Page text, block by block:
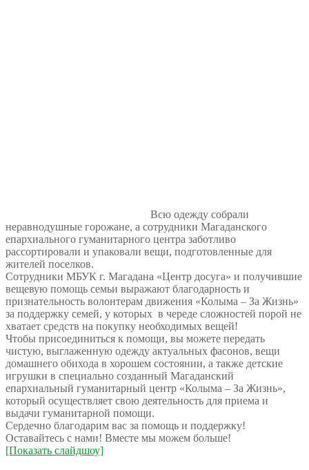
Всю одежду собрали
неравнодушные горожане, а сотрудники Магаданского
епархиального гуманитарного центра заботливо
рассортировали и упаковали вещи, подготовленные для
жителей поселков.
Сотрудники МБУК г. Магадана «Центр досуга» и получившие
вещевую помощь семьи выражают благодарность и
признательность волонтерам движения «Колыма – За Жизнь»
за поддержку семей, у которых в череде сложностей порой не
хватает средств на покупку необходимых вещей!
Чтобы присоединиться к помощи, вы можете передать
чистую, выглаженную одежду актуальных фасонов, вещи
домашнего обихода в хорошем состоянии, а также детские
игрушки в специально созданный Магаданский
епархиальный гуманитарный центр «Колыма – За Жизнь»,
который осуществляет свою деятельность для приема и
выдачи гуманитарной помощи.
Сердечно благодарим вас за помощь и поддержку!
Оставайтесь с нами! Вместе мы можем больше!
[Показать слайдшоу]